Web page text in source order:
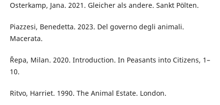
Osterkamp, Jana. 2021. Gleicher als andere. Sankt Pölten.
Piazzesi, Benedetta. 2023. Del governo degli animali.
Macerata.
Řepa, Milan. 2020. Introduction. In Peasants into Citizens, 1–
10.
Ritvo, Harriet. 1990. The Animal Estate. London.